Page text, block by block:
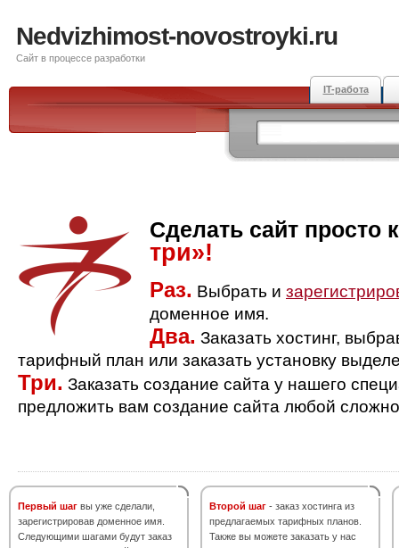
Nedvizhimost-novostroyki.ru
Сайт в процессе разработки
IT-работа
Сделать сайт просто
три»!
Раз. Выбрать и
доменное имя.
Два. Заказать хостинг,
тарифный план или заказать установку
Три. Заказать создание сайта у нашего
предложить вам создание сайта любой
Первый шаг вы уже сделали,
зарегистрировав доменное имя.
Следующими шагами будут заказ
Второй шаг - заказ хостинга из
предлагаемых тарифных планов.
Также вы можете заказать у нас